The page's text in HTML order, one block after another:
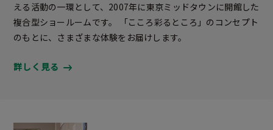
える活動の一環として、2007年に東京ミッドタウンに開館した
複合型ショールームです。 「こころ彩るところ」のコンセプト
のもとに、さまざまな体験をお届けします。
詳しく見る